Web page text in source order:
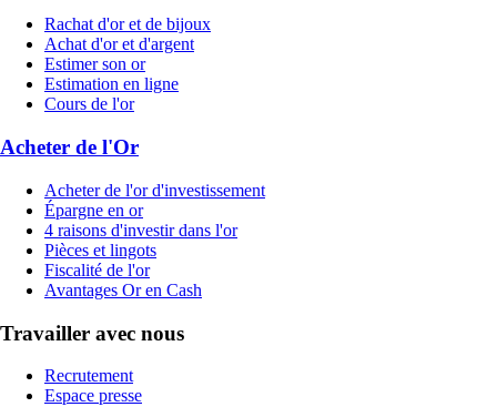
Rachat d'or et de bijoux
Achat d'or et d'argent
Estimer son or
Estimation en ligne
Cours de l'or
Acheter de l'Or
Acheter de l'or d'investissement
Épargne en or
4 raisons d'investir dans l'or
Pièces et lingots
Fiscalité de l'or
Avantages Or en Cash
Travailler avec nous
Recrutement
Espace presse